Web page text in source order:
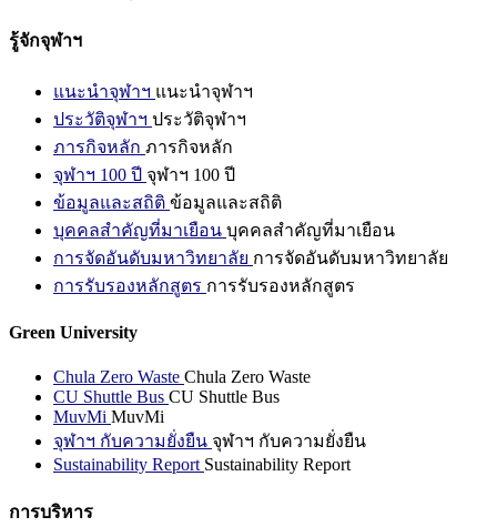
รู้จักจุฬาฯ
แนะนำจุฬาฯ แนะนำจุฬาฯ
ประวัติจุฬาฯ ประวัติจุฬาฯ
ภารกิจหลัก ภารกิจหลัก
จุฬาฯ 100 ปี จุฬาฯ 100 ปี
ข้อมูลและสถิติ ข้อมูลและสถิติ
บุคคลสำคัญที่มาเยือน บุคคลสำคัญที่มาเยือน
การจัดอันดับมหาวิทยาลัย การจัดอันดับมหาวิทยาลัย
การรับรองหลักสูตร การรับรองหลักสูตร
Green University
Chula Zero Waste Chula Zero Waste
CU Shuttle Bus CU Shuttle Bus
MuvMi MuvMi
จุฬาฯ กับความยั่งยืน จุฬาฯ กับความยั่งยืน
Sustainability Report Sustainability Report
การบริหาร